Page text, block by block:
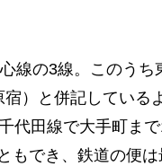
線の3線。このうち
）と併記している
代田線で大手町ま
でき、鉄道の便は